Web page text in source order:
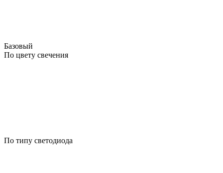
Базовый
По цвету свечения
По типу светодиода